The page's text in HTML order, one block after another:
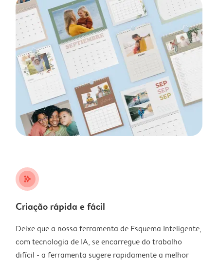
stars_plus
Criação rápida e fácil
Deixe que a nossa ferramenta de Esquema Inteligente,
com tecnologia de IA, se encarregue do trabalho
difícil - a ferramenta sugere rapidamente a melhor